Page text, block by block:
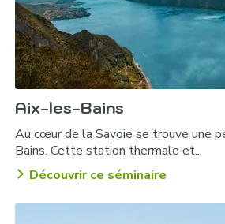
Aix-les-Bains
Au cœur de la Savoie se trouve une
Bains. Cette station thermale et...
Découvrir ce séminaire